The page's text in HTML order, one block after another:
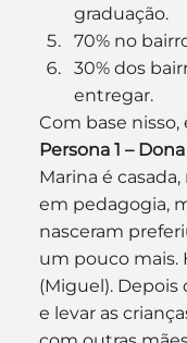
graduação.
70% no
30% dos
entregar.
Com base
Persona 1 –
Marina é
em pedagogia,
nasceram
um pouco mais.
(Miguel). Depois
e levar as